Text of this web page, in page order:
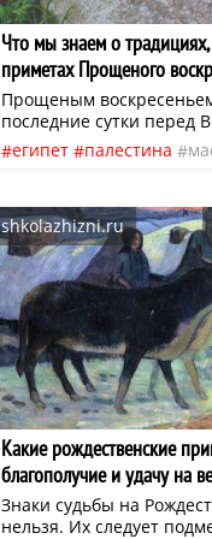
тиранией.
Что мы знаем о
приметах Прощеного
Прощеным
последние сутки перед
являющиеся по своей
длительному периоду
духовного очищения. В
просить о прощении у
и всех, кому мы вольно
нанесли обиду. Это
традиция, возникшая в
или Египта.
египет палестина
народные обычаи
масленичная неделя
прощеное воскресенье
shkolazhizni.ru
Какие рождественские
благополучие и удачу на
Знаки судьбы на
нельзя. Их следует